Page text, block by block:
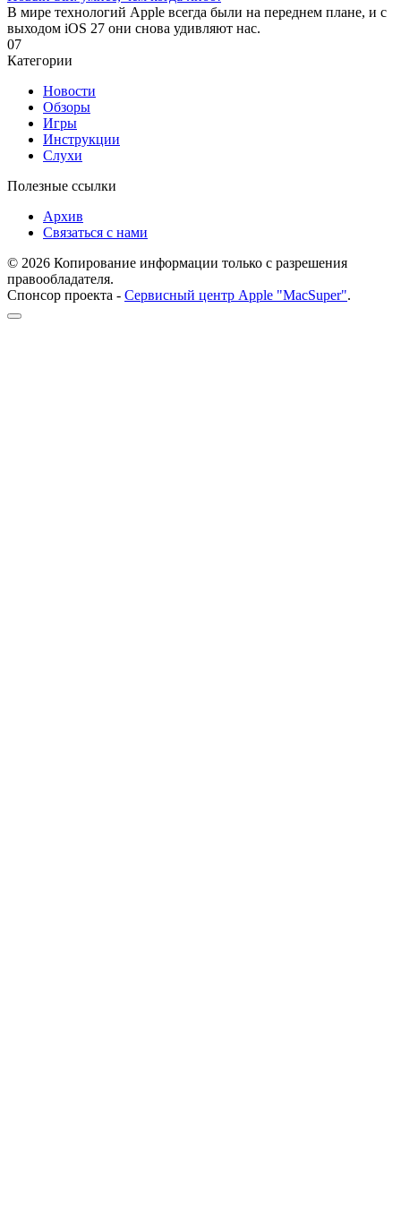
В мире технологий Apple всегда были на переднем плане, и с
выходом iOS 27 они снова удивляют нас.
07
Категории
Новости
Обзоры
Игры
Инструкции
Слухи
Полезные ссылки
Архив
Связаться с нами
© 2026 Копирование информации только с разрешения
правообладателя.
Спонсор проекта - Сервисный центр Apple "MacSuper".